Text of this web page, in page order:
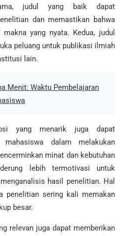
judul yang baik dapat
dan memastikan bahwa
yang nyata. Kedua, judul
peluang untuk publikasi ilmiah
lain.
Menit: Waktu Pembelajaran
yang menarik juga dapat
mahasiswa dalam melakukan
minat dan kebutuhan
lebih termotivasi untuk
hasil penelitian. Hal
penelitian sering kali memakan
besar.
relevan juga dapat memberikan